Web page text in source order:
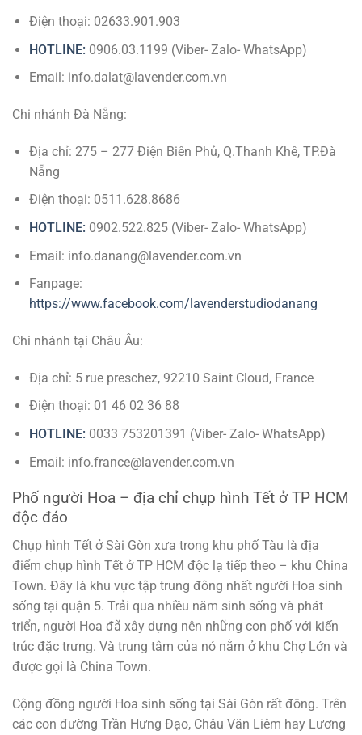
Điện thoại: 02633.901.903
HOTLINE: 0906.03.1199 (Viber- Zalo- WhatsApp)
Email: info.dalat@lavender.com.vn
Chi nhánh Đà Nẵng:
Địa chỉ: 275 – 277 Điện Biên Phủ, Q.Thanh Khê, TP.Đà
Nẵng
Điện thoại: 0511.628.8686
HOTLINE: 0902.522.825 (Viber- Zalo- WhatsApp)
Email: info.danang@lavender.com.vn
Fanpage:
https://www.facebook.com/lavenderstudiodanang
Chi nhánh tại Châu Âu:
Địa chỉ: 5 rue preschez, 92210 Saint Cloud, France
Điện thoại: 01 46 02 36 88
HOTLINE: 0033 753201391 (Viber- Zalo- WhatsApp)
Email: info.france@lavender.com.vn
Phố người Hoa – địa chỉ chụp hình Tết ở TP HCM
độc đáo
Chụp hình Tết ở Sài Gòn xưa trong khu phố Tàu là địa
điểm chụp hình Tết ở TP HCM độc lạ tiếp theo – khu China
Town. Đây là khu vực tập trung đông nhất người Hoa sinh
sống tại quận 5. Trải qua nhiều năm sinh sống và phát
triển, người Hoa đã xây dựng nên những con phố với kiến ​​
trúc đặc trưng. Và trung tâm của nó nằm ở khu Chợ Lớn và
được gọi là China Town.
Cộng đồng người Hoa sinh sống tại Sài Gòn rất đông. Trên
các con đường Trần Hưng Đạo, Châu Văn Liêm hay Lương